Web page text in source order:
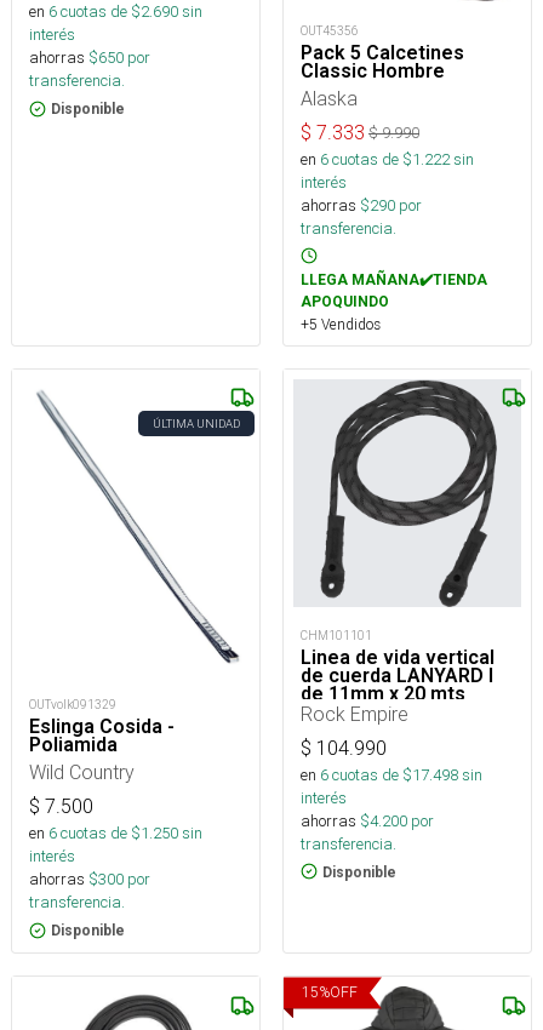
en 6cuotas de $2.690sin
interés
ahorras $650 por
transferencia.
Disponible
OUT45356
Pack 5 Calcetines
Classic Hombre
Alaska
$ 7.333 $9.990
en 6cuotas de $1.222sin
interés
ahorras $290 por
transferencia.
LLEGA MAÑANA✔️TIENDA
APOQUINDO
+5 Vendidos
ÚLTIMA UNIDAD
OUTvolk091329
Eslinga Cosida -
Poliamida
Wild Country
$ 7.500
en 6cuotas de $1.250sin
interés
ahorras $300 por
transferencia.
Disponible
CHM101101
Linea de vida vertical
de cuerda LANYARD I
de 11mm x 20 mts
Rock Empire
$ 104.990
en 6cuotas de $17.498sin
interés
ahorras $4.200 por
transferencia.
Disponible
15%OFF